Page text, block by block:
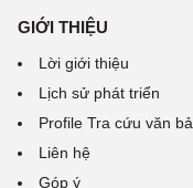
GIỚI THIỆU
Lời giới thiệu
Lịch sử phát triển
Profile Tra cứu văn
Liên hệ
Góp ý